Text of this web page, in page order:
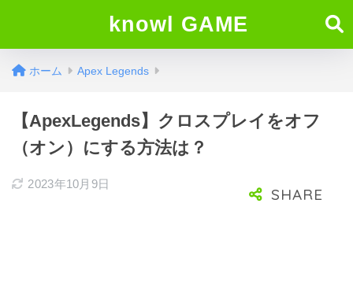
knowl GAME
ホーム Apex Legends
【ApexLegends】クロスプレイをオフ
（オン）にする方法は？
2023年10月9日